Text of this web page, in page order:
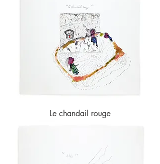
Le chandail rouge